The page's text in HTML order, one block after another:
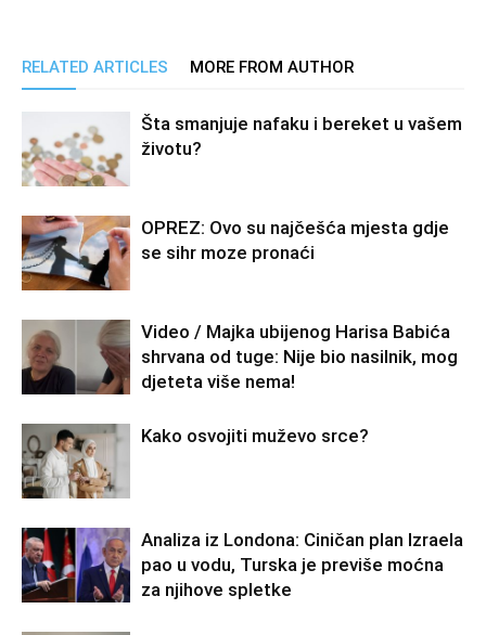
RELATED ARTICLES MORE FROM AUTHOR
Šta smanjuje nafaku i bereket u vašem
životu?
OPREZ: Ovo su najčešća mjesta gdje
se sihr moze pronaći
Video / Majka ubijenog Harisa Babića
shrvana od tuge: Nije bio nasilnik, mog
djeteta više nema!
Kako osvojiti muževo srce?
Analiza iz Londona: Ciničan plan Izraela
pao u vodu, Turska je previše moćna
za njihove spletke